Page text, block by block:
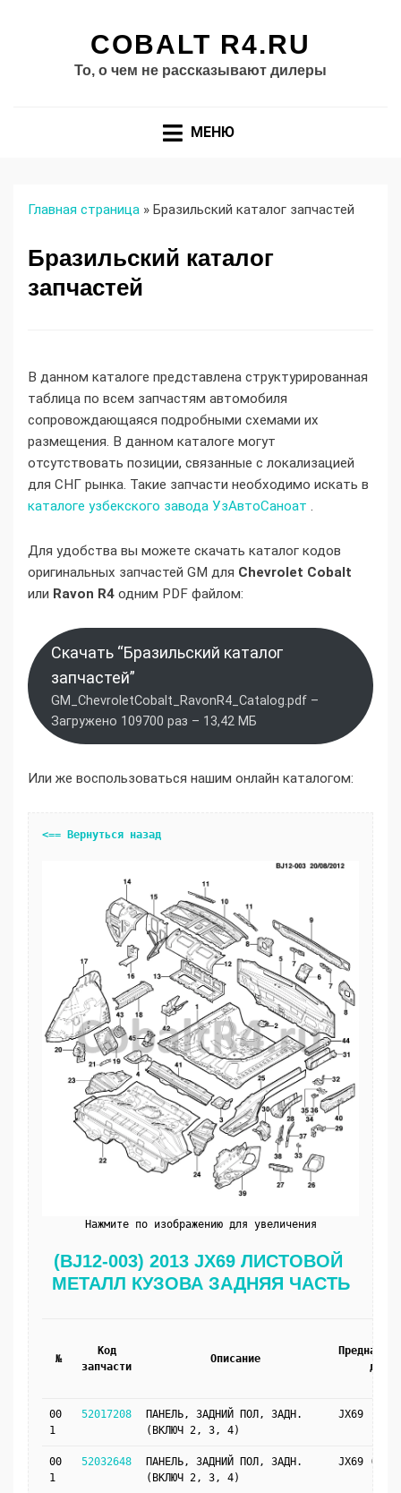
COBALT R4.RU
То, о чем не рассказывают дилеры
МЕНЮ
Главная страница » Бразильский каталог запчастей
Бразильский каталог
запчастей
В данном каталоге представлена структурированная
таблица по всем запчастям автомобиля
сопровождающаяся подробными схемами их
размещения. В данном каталоге могут
отсутствовать позиции, связанные с локализацией
для СНГ рынка. Такие запчасти необходимо искать в
каталоге узбекского завода УзАвтоСаноат .
Для удобства вы можете скачать каталог кодов
оригинальных запчастей GM для Chevrolet Cobalt
или Ravon R4 одним PDF файлом:
Скачать “Бразильский каталог
запчастей”
GM_ChevroletCobalt_RavonR4_Catalog.pdf –
Загружено 109700 раз – 13,42 МБ
Или же воспользоваться нашим онлайн каталогом:
<== Вернуться назад
Нажмите по изображению для увеличения
(BJ12-003) 2013 JX69 ЛИСТОВОЙ
МЕТАЛЛ КУЗОВА ЗАДНЯЯ ЧАСТЬ
№
Код
запчасти
Описание
для
00
1
52017208
ПАНЕЛЬ, ЗАДНИЙ ПОЛ, ЗАДН.
(ВКЛЮЧ 2, 3, 4)
JX69
00
1
52032648
ПАНЕЛЬ, ЗАДНИЙ ПОЛ, ЗАДН.
(ВКЛЮЧ 2, 3, 4)
JX69 (UKN)